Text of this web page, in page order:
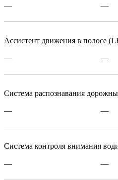
— —
Ассистент движения в полосе
— —
Система распознавания
— —
Система контроля внимания
— —